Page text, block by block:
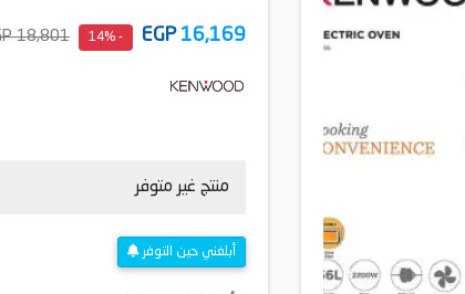
16,169
EGP
- 14%
18,801 EGP
منتج غير متوفر
أبلغني حين التوفر